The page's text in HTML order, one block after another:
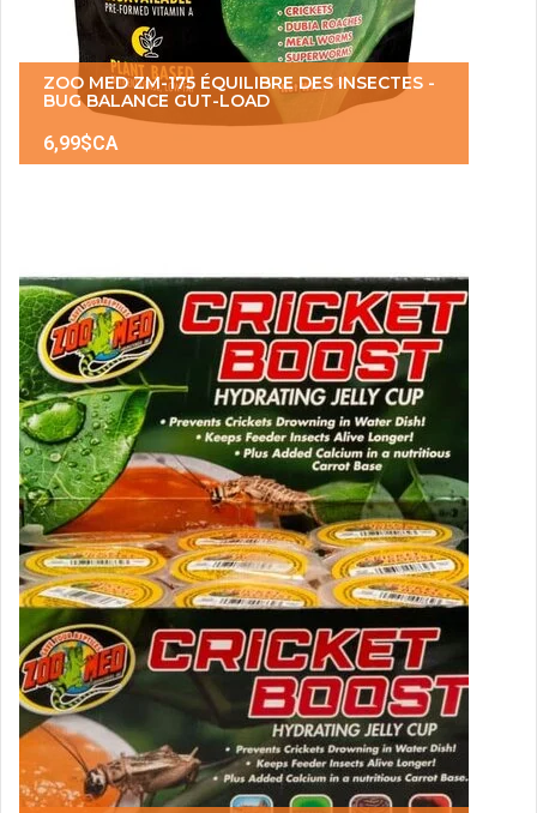
ZOO MED ZM-175 ÉQUILIBRE DES INSECTES -
BUG BALANCE GUT-LOAD
6,99$CA